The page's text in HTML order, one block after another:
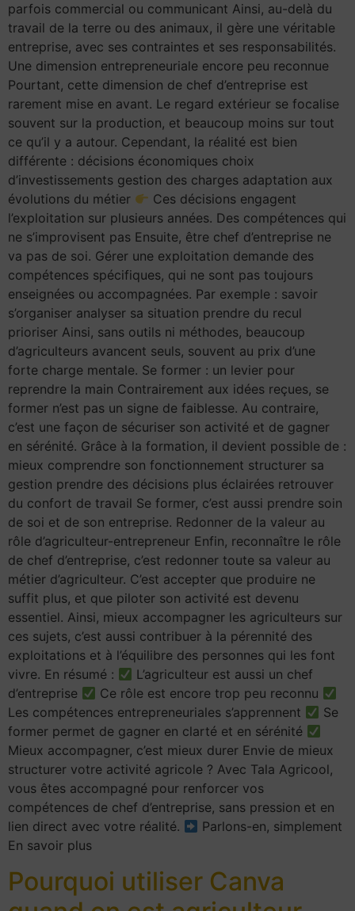
parfois commercial ou communicant Ainsi, au-delà du
travail de la terre ou des animaux, il gère une véritable
entreprise, avec ses contraintes et ses responsabilités.
Une dimension entrepreneuriale encore peu reconnue
Pourtant, cette dimension de chef d’entreprise est
rarement mise en avant. Le regard extérieur se focalise
souvent sur la production, et beaucoup moins sur tout
ce qu’il y a autour. Cependant, la réalité est bien
différente : décisions économiques choix
d’investissements gestion des charges adaptation aux
évolutions du métier
Ces décisions engagent
l’exploitation sur plusieurs années. Des compétences qui
ne s’improvisent pas Ensuite, être chef d’entreprise ne
va pas de soi. Gérer une exploitation demande des
compétences spécifiques, qui ne sont pas toujours
enseignées ou accompagnées. Par exemple : savoir
s’organiser analyser sa situation prendre du recul
prioriser Ainsi, sans outils ni méthodes, beaucoup
d’agriculteurs avancent seuls, souvent au prix d’une
forte charge mentale. Se former : un levier pour
reprendre la main Contrairement aux idées reçues, se
former n’est pas un signe de faiblesse. Au contraire,
c’est une façon de sécuriser son activité et de gagner
en sérénité. Grâce à la formation, il devient possible de :
mieux comprendre son fonctionnement structurer sa
gestion prendre des décisions plus éclairées retrouver
du confort de travail Se former, c’est aussi prendre soin
de soi et de son entreprise. Redonner de la valeur au
rôle d’agriculteur-entrepreneur Enfin, reconnaître le rôle
de chef d’entreprise, c’est redonner toute sa valeur au
métier d’agriculteur. C’est accepter que produire ne
suffit plus, et que piloter son activité est devenu
essentiel. Ainsi, mieux accompagner les agriculteurs sur
ces sujets, c’est aussi contribuer à la pérennité des
exploitations et à l’équilibre des personnes qui les font
vivre. En résumé :
L’agriculteur est aussi un chef
d’entreprise
Ce rôle est encore trop peu reconnu
Les compétences entrepreneuriales s’apprennent
Se
former permet de gagner en clarté et en sérénité
Mieux accompagner, c’est mieux durer Envie de mieux
structurer votre activité agricole ? Avec Tala Agricool,
vous êtes accompagné pour renforcer vos
compétences de chef d’entreprise, sans pression et en
lien direct avec votre réalité.
Parlons-en, simplement
En savoir plus
Pourquoi utiliser Canva